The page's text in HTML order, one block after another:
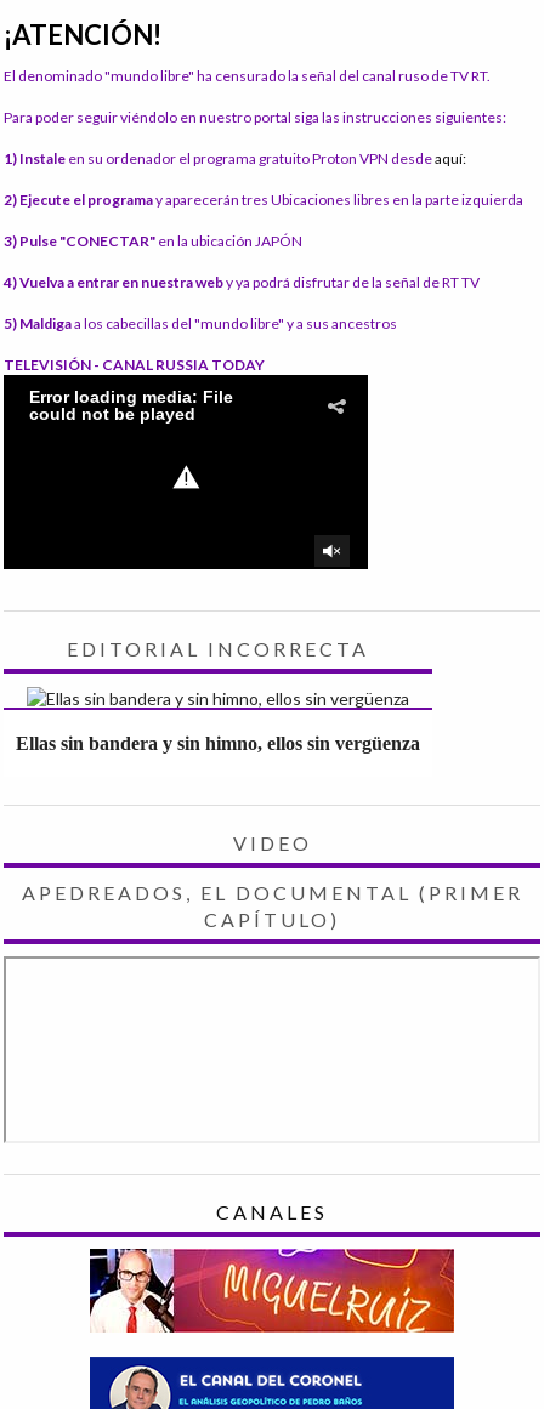
¡ATENCIÓN!
El denominado "mundo libre" ha censurado la señal del canal ruso de TV RT.
Para poder seguir viéndolo en nuestro portal siga las instrucciones siguientes:
1) Instale en su ordenador el programa gratuito Proton VPN desdeaquí:
2) Ejecute el programay aparecerán tres Ubicaciones libres en la parte izquierda
3) Pulse "CONECTAR" en la ubicación JAPÓN
4) Vuelva a entrar en nuestra weby ya podrá disfrutar de la señal de RT TV
5) Maldigaa los cabecillas del "mundo libre" y a sus ancestros
TELEVISIÓN - CANAL RUSSIA TODAY
EDITORIAL INCORRECTA
Ellas sin bandera y sin himno, ellos sin vergüenza
VIDEO
APEDREADOS, EL DOCUMENTAL (PRIMER
CAPÍTULO)
CANALES